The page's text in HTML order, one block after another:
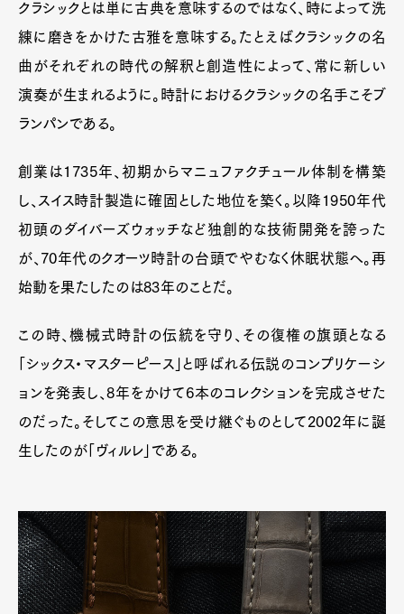
クラシックとは単に古典を意味するのではなく、時によって洗
練に磨きをかけた古雅を意味する。たとえばクラシックの名
曲がそれぞれの時代の解釈と創造性によって、常に新しい
演奏が生まれるように。時計におけるクラシックの名手こそブ
ランパンである。
創業は1735年、初期からマニュファクチュール体制を構築
し、スイス時計製造に確固とした地位を築く。以降1950年代
初頭のダイバーズウォッチなど独創的な技術開発を誇った
が、70年代のクオーツ時計の台頭でやむなく休眠状態へ。再
始動を果たしたのは83年のことだ。
この時、機械式時計の伝統を守り、その復権の旗頭となる
「シックス・マスターピース」と呼ばれる伝説のコンプリケーシ
ョンを発表し、8年をかけて6本のコレクションを完成させた
のだった。そしてこの意思を受け継ぐものとして2002年に誕
生したのが「ヴィルレ」である。